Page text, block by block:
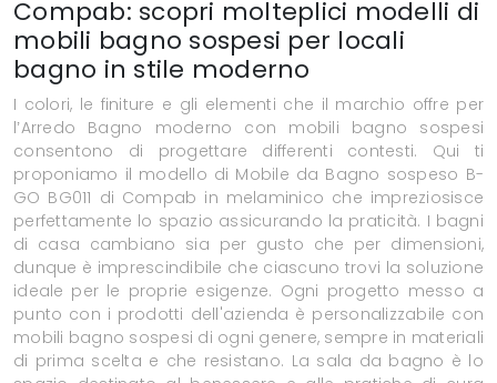
Compab: scopri molteplici modelli di
mobili bagno sospesi per locali
bagno in stile moderno
I colori, le finiture e gli elementi che il marchio offre per
l’Arredo Bagno moderno con mobili bagno sospesi
consentono di progettare differenti contesti. Qui ti
proponiamo il modello di Mobile da Bagno sospeso B-
GO BG011 di Compab in melaminico che impreziosisce
perfettamente lo spazio assicurando la praticità. I bagni
di casa cambiano sia per gusto che per dimensioni,
dunque è imprescindibile che ciascuno trovi la soluzione
ideale per le proprie esigenze. Ogni progetto messo a
punto con i prodotti dell'azienda è personalizzabile con
mobili bagno sospesi di ogni genere, sempre in materiali
di prima scelta e che resistano. La sala da bagno è lo